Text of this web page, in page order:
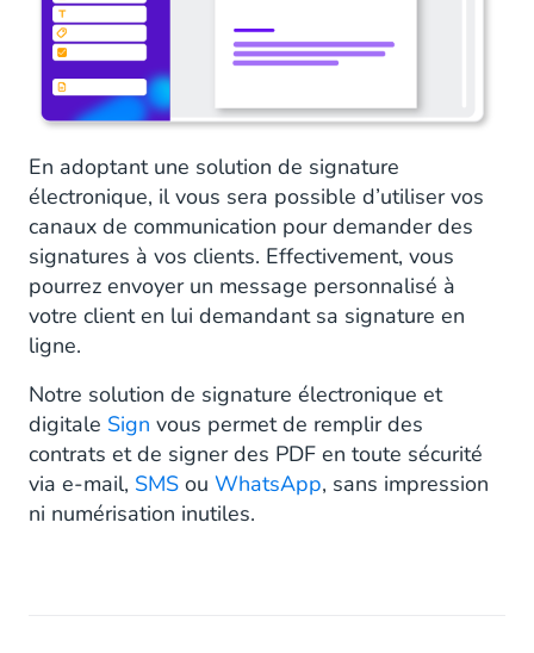
En adoptant une solution de signature
électronique, il vous sera possible d’utiliser vos
canaux de communication pour demander des
signatures à vos clients. Effectivement, vous
pourrez envoyer un message personnalisé à
votre client en lui demandant sa signature en
ligne.
Notre solution de signature électronique et
digitale Sign vous permet de remplir des
contrats et de signer des PDF en toute sécurité
via e-mail, SMS ou WhatsApp, sans impression
ni numérisation inutiles.